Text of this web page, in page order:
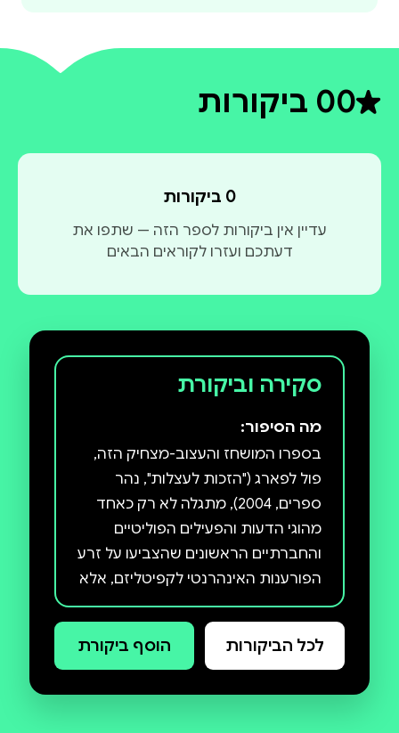
0דירוג ממוצע 0 מתוך 5
0 ביקורות
0 ביקורות
עדיין אין ביקורות לספר הזה — שתפו את
דעתכם ועזרו לקוראים הבאים
סקירה וביקורת
מה הסיפור:
בספרו המושחז והעצוב-מצחיק הזה,
פול לפארג ("הזכות לעצלות", נהר
ספרים, 2004), מתגלה לא רק כאחד
מהוגי הדעות והפעילים הפוליטיים
והחברתיים הראשונים שהצביעו על זרע
הפורענות האינהרנטי לקפיטליזם, אלא
גם כנביא שצפה את המשבר
הכלכלי-חברתי המסעיר עתה את
לכל הביקורות הוסף ביקורת